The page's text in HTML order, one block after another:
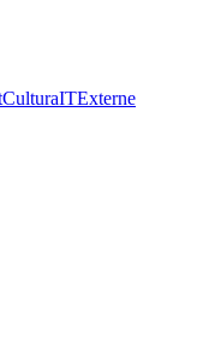
CulturaITExterne